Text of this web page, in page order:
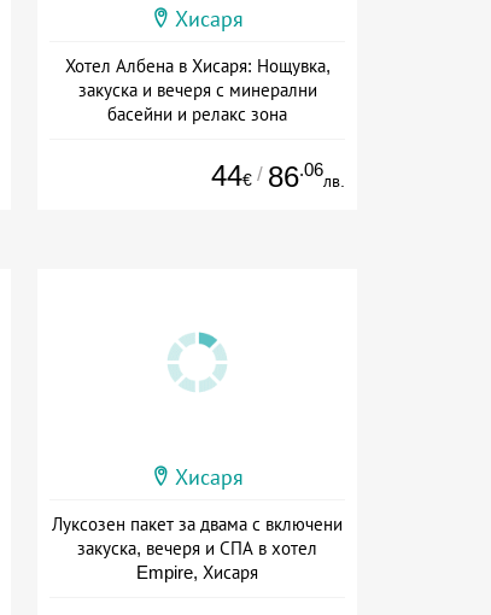
Хисаря
Хотел Албена в Хисаря: Нощувка,
закуска и вечеря с минерални
басейни и релакс зона
44€ / 86.06
лв.
Хисаря
Луксозен пакет за двама с включени
закуска, вечеря и СПА в хотел
Empire, Хисаря